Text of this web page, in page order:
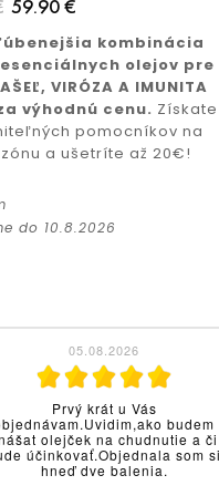
59.90 €
kombinácia
olejov pre
VIRÓZA A IMUNITA
výhodnú cenu. Získate
pomocníkov na
a ušetríte až 20€!
do 10.8.2026
31.07.2026
Nič mi momentálne nenapadá.